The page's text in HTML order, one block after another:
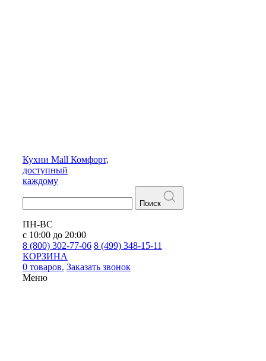
Кухни Mall Комфорт,
доступный
каждому
Поиск
ПН-ВС
с 10:00 до 20:00
8 (800) 302-77-06 8 (499) 348-15-11
КОРЗИНА
0 товаров. Заказать звонок
Меню